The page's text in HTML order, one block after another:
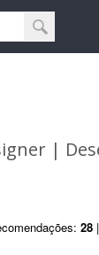
|
28